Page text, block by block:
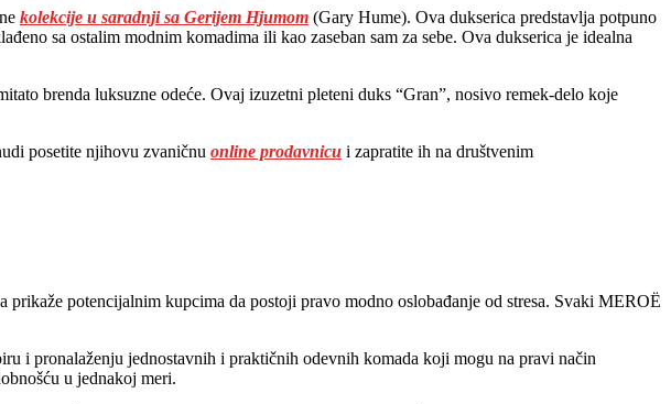
kolekcije u saradnji sa Gerijem Hjumom (Gary Hume). Ova dukserica predstavlja potpuno
sa ostalim modnim komadima ili kao zaseban sam za sebe. Ova dukserica je idealna
brenda luksuzne odeće. Ovaj izuzetni pleteni duks “Gran”, nosivo remek-delo koje
posetite njihovu zvaničnu online prodavnicu i zapratite ih na društvenim
potencijalnim kupcima da postoji pravo modno oslobađanje od stresa. Svaki MEROË
i pronalaženju jednostavnih i praktičnih odevnih komada koji mogu na pravi način
u jednakoj meri.